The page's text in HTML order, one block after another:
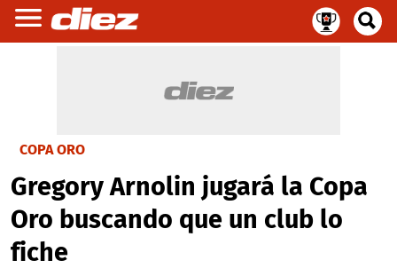
COPA ORO
Gregory Arnolin jugará la Copa
Oro buscando que un club lo
fiche